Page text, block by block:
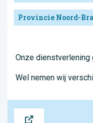
Provincie Noord-
Onze dienstverlening
Wel nemen wij